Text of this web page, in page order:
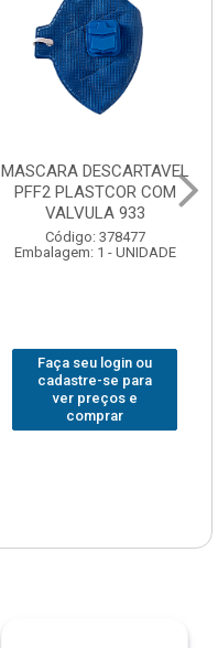
MASCARA DESCARTAVEL
PFF2 PLASTCOR COM
VALVULA 933
Código: 378477
Embalagem: 1 - UNIDADE
Faça seu login ou
cadastre-se para
ver preços e
comprar